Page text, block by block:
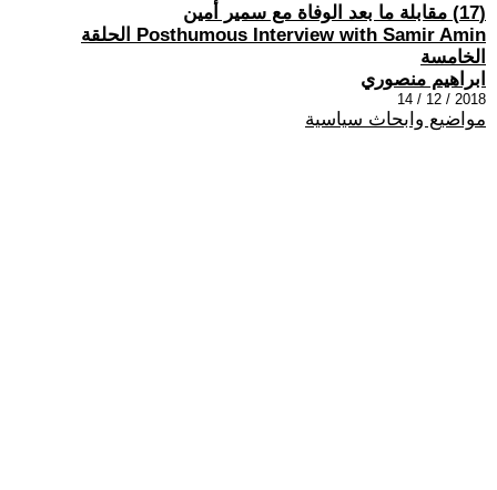
(17) مقابلة ما بعد الوفاة مع سمير أمين
Posthumous Interview with Samir Amin الحلقة
الخامسة
ابراهيم منصوري
2018 / 12 / 14
مواضيع وابحاث سياسية